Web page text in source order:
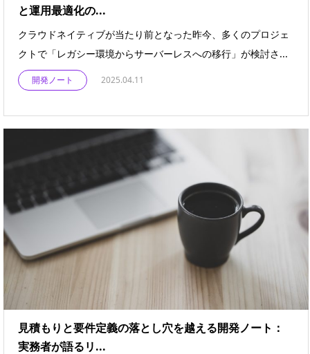
と運用最適化の...
クラウドネイティブが当たり前となった昨今、多くのプロジェ
クトで「レガシー環境からサーバーレスへの移行」が検討さ...
開発ノート 2025.04.11
見積もりと要件定義の落とし穴を越える開発ノート：
実務者が語るリ...